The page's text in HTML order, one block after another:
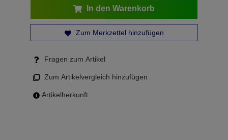
In den Warenkorb
Zum Merkzettel hinzufügen
Fragen zum Artikel
Zum Artikelvergleich hinzufügen
Artikelherkunft